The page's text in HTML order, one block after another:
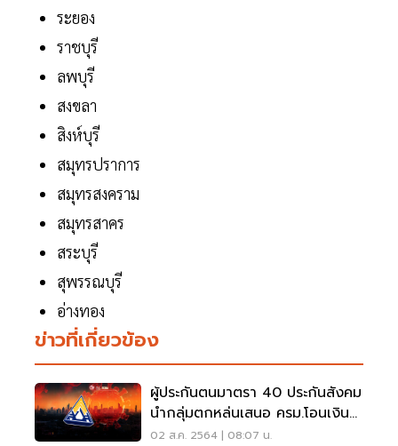
ระยอง
ราชบุรี
ลพบุรี
สงขลา
สิงห์บุรี
สมุทรปราการ
สมุทรสงคราม
สมุทรสาคร
สระบุรี
สุพรรณบุรี
อ่างทอง
ข่าวที่เกี่ยวข้อง
ผู้ประกันตนมาตรา 40 ประกันสังคม
นำกลุ่มตกหล่นเสนอ ครม.โอนเงิน
เยียวยา 5 พัน
02 ส.ค. 2564 | 08:07 น.